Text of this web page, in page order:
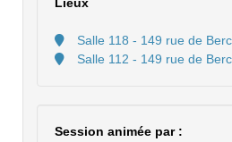
Salle 118 - 149
Salle 112 - 149
Session animée par :